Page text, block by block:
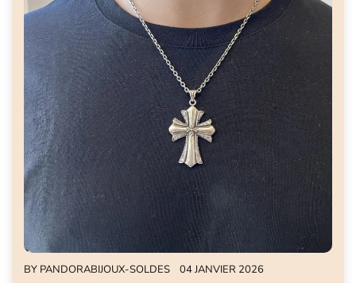
BY PANDORABIJOUX-SOLDES 04 JANVIER 2026